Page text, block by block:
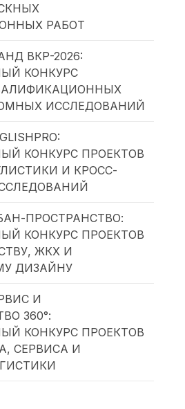
РАБОТ
ВКР-2026:
КОНКУРС
ИССЛЕДОВАНИЙ
КОНКУРС ПРОЕКТОВ
И КРОСС-
ПРОСТРАНСТВО:
КОНКУРС ПРОЕКТОВ
ЖКХ И
ДИЗАЙНУ
И
360°:
КОНКУРС ПРОЕКТОВ
СЕРВИСА И